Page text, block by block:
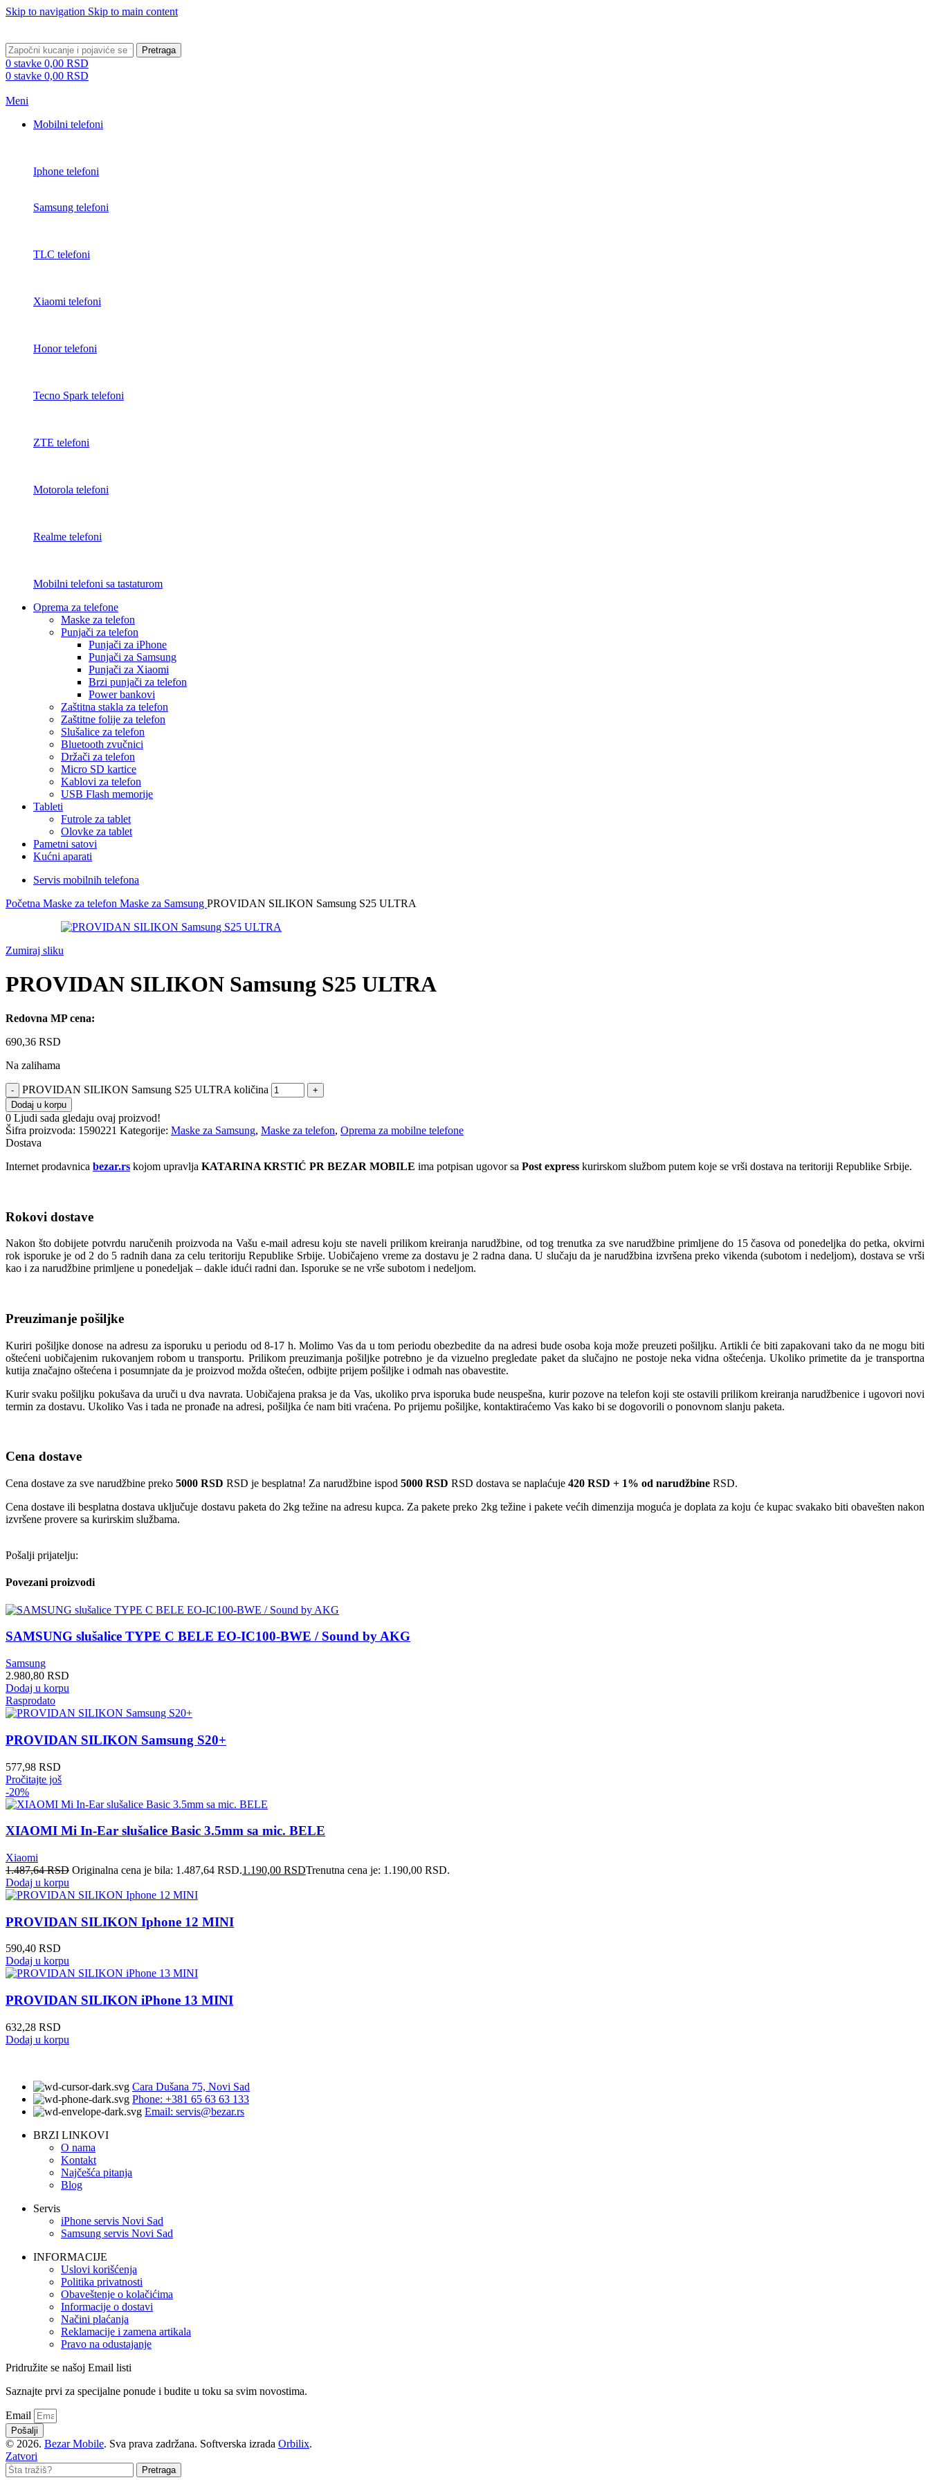
Skip to navigation Skip to main content
Pretraga
0 stavke 0,00 RSD
0 stavke 0,00 RSD
Meni
Mobilni telefoni
Iphone telefoni
Samsung telefoni
TLC telefoni
Xiaomi telefoni
Honor telefoni
Tecno Spark telefoni
ZTE telefoni
Motorola telefoni
Realme telefoni
Mobilni telefoni sa tastaturom
Oprema za telefone
Maske za telefon
Punjači za telefon
Punjači za iPhone
Punjači za Samsung
Punjači za Xiaomi
Brzi punjači za telefon
Power bankovi
Zaštitna stakla za telefon
Zaštitne folije za telefon
Slušalice za telefon
Bluetooth zvučnici
Držači za telefon
Micro SD kartice
Kablovi za telefon
USB Flash memorije
Tableti
Futrole za tablet
Olovke za tablet
Pametni satovi
Kućni aparati
Servis mobilnih telefona
Početna Maske za telefon Maske za Samsung PROVIDAN SILIKON Samsung S25 ULTRA
Zumiraj sliku
PROVIDAN SILIKON Samsung S25 ULTRA
Redovna MP cena:
690,36 RSD
Na zalihama
PROVIDAN SILIKON Samsung S25 ULTRA količina
Dodaj u korpu
0 Ljudi sada gledaju ovaj proizvod!
Šifra proizvoda: 1590221 Kategorije: Maske za Samsung, Maske za telefon, Oprema za mobilne telefone
Dostava
Internet prodavnica bezar.rs kojom upravlja KATARINA KRSTIĆ PR BEZAR MOBILE ima potpisan ugovor sa Post express kurirskom službom putem koje se vrši dostava na teritoriji Republike Srbije.
Rokovi dostave
Nakon što dobijete potvrdu naručenih proizvoda na Vašu e-mail adresu koju ste naveli prilikom kreiranja narudžbine, od tog trenutka za sve narudžbine primljene do 15 časova od ponedeljka do petka, okvirni
rok isporuke je od 2 do 5 radnih dana za celu teritoriju Republike Srbije. Uobičajeno vreme za dostavu je 2 radna dana. U slučaju da je narudžbina izvršena preko vikenda (subotom i nedeljom), dostava se vrši
kao i za narudžbine primljene u ponedeljak – dakle idući radni dan. Isporuke se ne vrše subotom i nedeljom.
Preuzimanje pošiljke
Kuriri pošiljke donose na adresu za isporuku u periodu od 8-17 h. Molimo Vas da u tom periodu obezbedite da na adresi bude osoba koja može preuzeti pošiljku. Artikli će biti zapakovani tako da ne mogu biti
oštećeni uobičajenim rukovanjem robom u transportu. Prilikom preuzimanja pošiljke potrebno je da vizuelno pregledate paket da slučajno ne postoje neka vidna oštećenja. Ukoliko primetite da je transportna
kutija značajno oštećena i posumnjate da je proizvod možda oštećen, odbijte prijem pošiljke i odmah nas obavestite.
Kurir svaku pošiljku pokušava da uruči u dva navrata. Uobičajena praksa je da Vas, ukoliko prva isporuka bude neuspešna, kurir pozove na telefon koji ste ostavili prilikom kreiranja narudžbenice i ugovori novi
termin za dostavu. Ukoliko Vas i tada ne pronađe na adresi, pošiljka će nam biti vraćena. Po prijemu pošiljke, kontaktiraćemo Vas kako bi se dogovorili o ponovnom slanju paketa.
Cena dostave
Cena dostave za sve narudžbine preko 5000 RSD RSD je besplatna! Za narudžbine ispod 5000 RSD RSD dostava se naplaćuje 420 RSD + 1% od narudžbine RSD.
Cena dostave ili besplatna dostava uključuje dostavu paketa do 2kg težine na adresu kupca. Za pakete preko 2kg težine i pakete većih dimenzija moguća je doplata za koju će kupac svakako biti obavešten nakon
izvršene provere sa kurirskim službama.
Pošalji prijatelju:
Povezani proizvodi
SAMSUNG slušalice TYPE C BELE EO-IC100-BWE / Sound by AKG
Samsung
2.980,80 RSD
Dodaj u korpu
Rasprodato
PROVIDAN SILIKON Samsung S20+
577,98 RSD
Pročitajte još
-20%
XIAOMI Mi In-Ear slušalice Basic 3.5mm sa mic. BELE
Xiaomi
1.487,64RSD Originalna cena je bila: 1.487,64 RSD.1.190,00 RSDTrenutna cena je: 1.190,00 RSD.
Dodaj u korpu
PROVIDAN SILIKON Iphone 12 MINI
590,40 RSD
Dodaj u korpu
PROVIDAN SILIKON iPhone 13 MINI
632,28 RSD
Dodaj u korpu
Cara Dušana 75, Novi Sad
Phone: +381 65 63 63 133
Email: servis@bezar.rs
BRZI LINKOVI
O nama
Kontakt
Najčešća pitanja
Blog
Servis
iPhone servis Novi Sad
Samsung servis Novi Sad
INFORMACIJE
Uslovi korišćenja
Politika privatnosti
Obaveštenje o kolačićima
Informacije o dostavi
Načini plaćanja
Reklamacije i zamena artikala
Pravo na odustajanje
Pridružite se našoj Email listi
Saznajte prvi za specijalne ponude i budite u toku sa svim novostima.
Email
Pošalji
© 2026. Bezar Mobile. Sva prava zadržana. Softverska izrada Orbilix.
Zatvori
Pretraga